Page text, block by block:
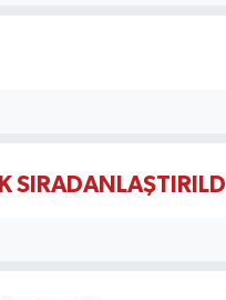
SIRADANLAŞTIRILDI